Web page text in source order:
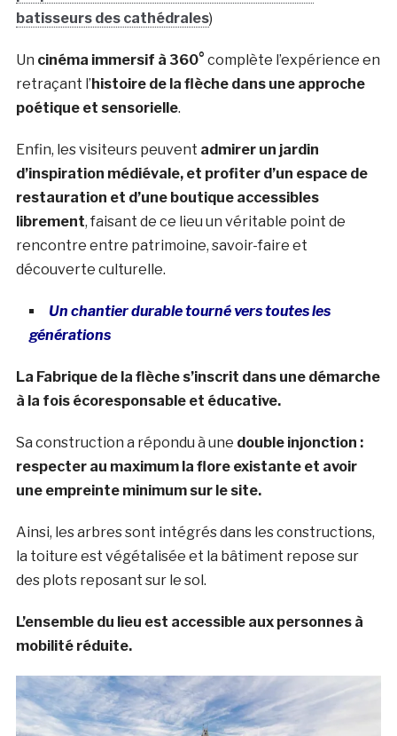
batisseurs des cathédrales)
Un cinéma immersif à 360° complète l’expérience en
retraçant l’histoire de la flèche dans une approche
poétique et sensorielle.
Enfin, les visiteurs peuvent admirer un jardin
d’inspiration médiévale, et profiter d’un espace de
restauration et d’une boutique accessibles
librement, faisant de ce lieu un véritable point de
rencontre entre patrimoine, savoir-faire et
découverte culturelle.
Un chantier durable tourné vers toutes les
générations
La Fabrique de la flèche s’inscrit dans une démarche
à la fois écoresponsable et éducative.
Sa construction a répondu à une double injonction :
respecter au maximum la flore existante et avoir
une empreinte minimum sur le site.
Ainsi, les arbres sont intégrés dans les constructions,
la toiture est végétalisée et la bâtiment repose sur
des plots reposant sur le sol.
L’ensemble du lieu est accessible aux personnes à
mobilité réduite.